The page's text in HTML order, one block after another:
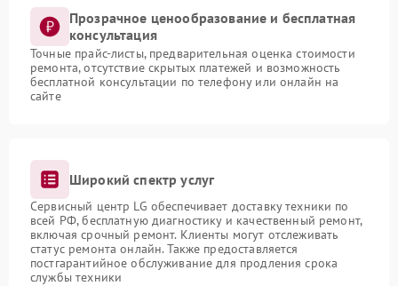
Прозрачное ценообразование и бесплатная
консультация
Точные прайс-листы, предварительная оценка стоимости
ремонта, отсутствие скрытых платежей и возможность
бесплатной консультации по телефону или онлайн на
сайте
Широкий спектр услуг
Сервисный центр LG обеспечивает доставку техники по
всей РФ, бесплатную диагностику и качественный ремонт,
включая срочный ремонт. Клиенты могут отслеживать
статус ремонта онлайн. Также предоставляется
постгарантийное обслуживание для продления срока
службы техники